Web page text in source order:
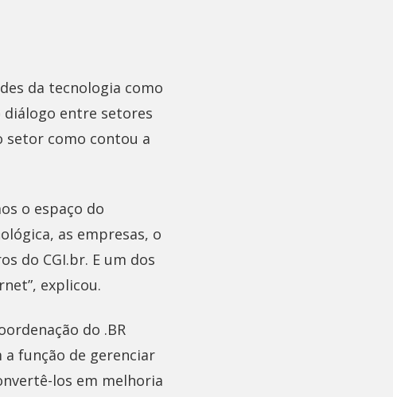
da tecnologia como
diálogo entre setores
setor como contou a
o espaço do
as empresas, o
do CGI.br. E um dos
explicou.
do .BR
função de gerenciar
los em melhoria